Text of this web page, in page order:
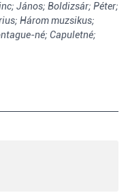
János; Boldizsár; Péter;
Három muzsikus;
né; Capuletné;